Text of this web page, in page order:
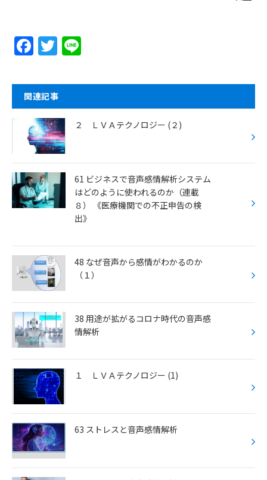
F
c
e
b
o
o
k
T
itt
er
e
関連記事
２ ＬＶＡテクノロジー (２)
61 ビジネスで音声感情解析システム
はどのように使われるのか（連載
８） 《医療機関での不正申告の検
出》
48 なぜ音声から感情がわかるのか
（１）
38 用途が拡がるコロナ時代の音声感
情解析
１ ＬＶＡテクノロジー (1)
63 ストレスと音声感情解析